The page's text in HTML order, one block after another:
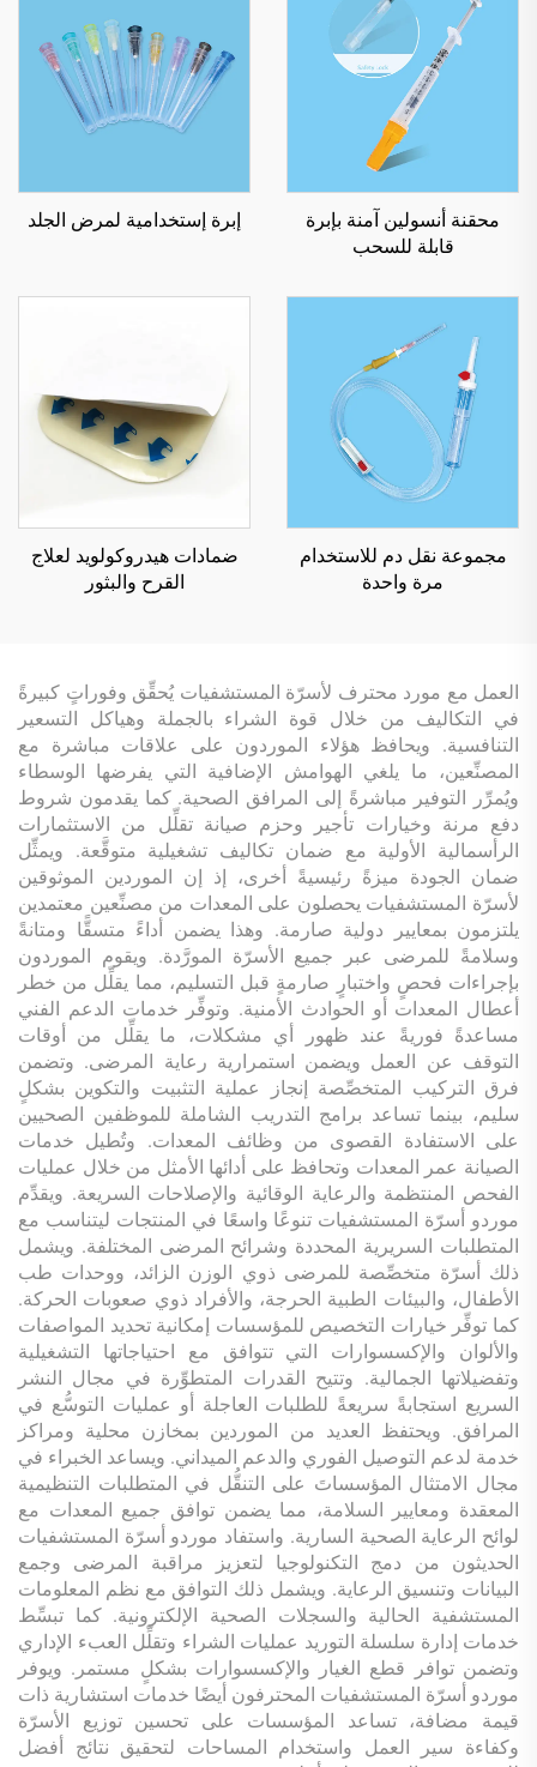
محقنة أنسولين آمنة بإبرة
قابلة للسحب
إبرة إستخدامية لمرض الجلد
مجموعة نقل دم للاستخدام
مرة واحدة
ضمادات هيدروكولويد لعلاج
القرح والبثور
العمل مع مورد محترف لأسرّة المستشفيات يُحقِّق وفوراتٍ كبيرةً
في التكاليف من خلال قوة الشراء بالجملة وهياكل التسعير
التنافسية. ويحافظ هؤلاء الموردون على علاقات مباشرة مع
المصنِّعين، ما يلغي الهوامش الإضافية التي يفرضها الوسطاء
ويُمرِّر التوفير مباشرةً إلى المرافق الصحية. كما يقدمون شروط
دفع مرنة وخيارات تأجير وحزم صيانة تقلِّل من الاستثمارات
الرأسمالية الأولية مع ضمان تكاليف تشغيلية متوقَّعة. ويمثِّل
ضمان الجودة ميزةً رئيسيةً أخرى، إذ إن الموردين الموثوقين
لأسرّة المستشفيات يحصلون على المعدات من مصنِّعين معتمدين
يلتزمون بمعايير دولية صارمة. وهذا يضمن أداءً متسقًّا ومتانةً
وسلامةً للمرضى عبر جميع الأسرّة المورَّدة. ويقوم الموردون
بإجراءات فحصٍ واختبارٍ صارمةٍ قبل التسليم، مما يقلِّل من خطر
أعطال المعدات أو الحوادث الأمنية. وتوفِّر خدمات الدعم الفني
مساعدةً فوريةً عند ظهور أي مشكلات، ما يقلِّل من أوقات
التوقف عن العمل ويضمن استمرارية رعاية المرضى. وتضمن
فرق التركيب المتخصِّصة إنجاز عملية التثبيت والتكوين بشكلٍ
سليم، بينما تساعد برامج التدريب الشاملة للموظفين الصحيين
على الاستفادة القصوى من وظائف المعدات. وتُطيل خدمات
الصيانة عمر المعدات وتحافظ على أدائها الأمثل من خلال عمليات
الفحص المنتظمة والرعاية الوقائية والإصلاحات السريعة. ويقدِّم
موردو أسرّة المستشفيات تنوعًا واسعًا في المنتجات ليتناسب مع
المتطلبات السريرية المحددة وشرائح المرضى المختلفة. ويشمل
ذلك أسرّة متخصِّصة للمرضى ذوي الوزن الزائد، ووحدات طب
الأطفال، والبيئات الطبية الحرجة، والأفراد ذوي صعوبات الحركة.
كما توفِّر خيارات التخصيص للمؤسسات إمكانية تحديد المواصفات
والألوان والإكسسوارات التي تتوافق مع احتياجاتها التشغيلية
وتفضيلاتها الجمالية. وتتيح القدرات المتطوِّرة في مجال النشر
السريع استجابةً سريعةً للطلبات العاجلة أو عمليات التوسُّع في
المرافق. ويحتفظ العديد من الموردين بمخازن محلية ومراكز
خدمة لدعم التوصيل الفوري والدعم الميداني. ويساعد الخبراء في
مجال الامتثال المؤسساتَ على التنقُّل في المتطلبات التنظيمية
المعقدة ومعايير السلامة، مما يضمن توافق جميع المعدات مع
لوائح الرعاية الصحية السارية. واستفاد موردو أسرّة المستشفيات
الحديثون من دمج التكنولوجيا لتعزيز مراقبة المرضى وجمع
البيانات وتنسيق الرعاية. ويشمل ذلك التوافق مع نظم المعلومات
المستشفية الحالية والسجلات الصحية الإلكترونية. كما تبسِّط
خدمات إدارة سلسلة التوريد عمليات الشراء وتقلِّل العبء الإداري
وتضمن توافر قطع الغيار والإكسسوارات بشكلٍ مستمر. ويوفر
موردو أسرّة المستشفيات المحترفون أيضًا خدمات استشارية ذات
قيمة مضافة، تساعد المؤسسات على تحسين توزيع الأسرّة
وكفاءة سير العمل واستخدام المساحات لتحقيق نتائج أفضل